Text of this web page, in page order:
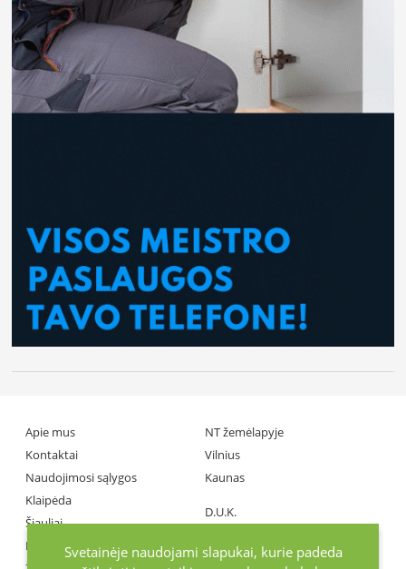
Apie mus
Kontaktai
Naudojimosi sąlygos
NT žemėlapyje
Vilnius
Kaunas
Klaipėda
Šiauliai
Panevėžys
D.U.K.
Svetainėje naudojami slapukai, kurie padeda